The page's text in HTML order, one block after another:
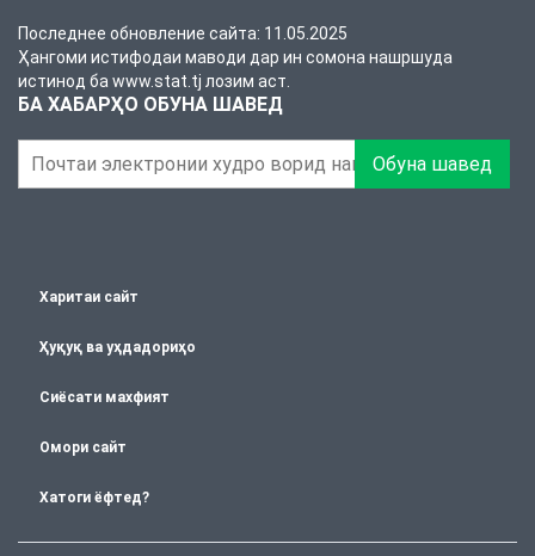
Последнее обновление сайта: 11.05.2025
Ҳангоми истифодаи маводи дар ин сомона нашршуда
истинод ба www.stat.tj лозим аст.
БА ХАБАРҲО ОБУНА ШАВЕД
Обуна шавед
Харитаи сайт
Ҳуқуқ ва уҳдадориҳо
Сиёсати махфият
Омори сайт
Хатоги ёфтед?